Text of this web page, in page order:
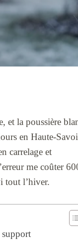
et la poussière
en Haute-
carrelage et
me coûter
tout l’hiver.
support